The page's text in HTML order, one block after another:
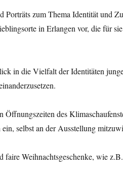
Porträts zum Thema Identität und
in Erlangen vor, die für
in die Vielfalt der Identitäten
Öffnungszeiten des
selbst an der Ausstellung
faire Weihnachtsgeschenke, wie